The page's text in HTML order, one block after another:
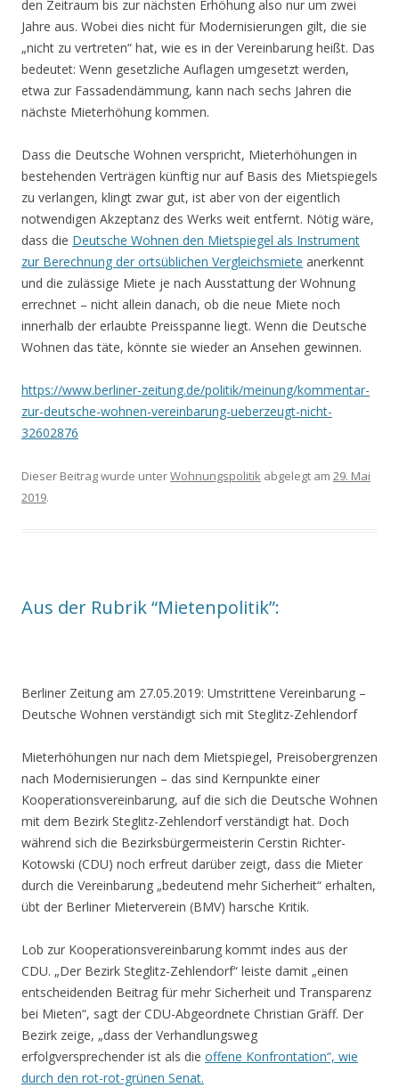
den Zeitraum bis zur nächsten Erhöhung also nur um zwei
Jahre aus. Wobei dies nicht für Modernisierungen gilt, die sie
„nicht zu vertreten“ hat, wie es in der Vereinbarung heißt. Das
bedeutet: Wenn gesetzliche Auflagen umgesetzt werden,
etwa zur Fassadendämmung, kann nach sechs Jahren die
nächste Mieterhöhung kommen.
Dass die Deutsche Wohnen verspricht, Mieterhöhungen in
bestehenden Verträgen künftig nur auf Basis des Mietspiegels
zu verlangen, klingt zwar gut, ist aber von der eigentlich
notwendigen Akzeptanz des Werks weit entfernt. Nötig wäre,
dass die Deutsche Wohnen den Mietspiegel als Instrument
zur Berechnung der ortsüblichen Vergleichsmiete anerkennt
und die zulässige Miete je nach Ausstattung der Wohnung
errechnet – nicht allein danach, ob die neue Miete noch
innerhalb der erlaubte Preisspanne liegt. Wenn die Deutsche
Wohnen das täte, könnte sie wieder an Ansehen gewinnen.
https://www.berliner-zeitung.de/politik/meinung/kommentar-
zur-deutsche-wohnen-vereinbarung-ueberzeugt-nicht-
32602876
Dieser Beitrag wurde unterWohnungspolitik abgelegt am 29. Mai
2019.
Aus der Rubrik “Mietenpolitik”:
Berliner Zeitung am 27.05.2019: Umstrittene Vereinbarung –
Deutsche Wohnen verständigt sich mit Steglitz-Zehlendorf
Mieterhöhungen nur nach dem Mietspiegel, Preisobergrenzen
nach Modernisierungen – das sind Kernpunkte einer
Kooperationsvereinbarung, auf die sich die Deutsche Wohnen
mit dem Bezirk Steglitz-Zehlendorf verständigt hat. Doch
während sich die Bezirksbürgermeisterin Cerstin Richter-
Kotowski (CDU) noch erfreut darüber zeigt, dass die Mieter
durch die Vereinbarung „bedeutend mehr Sicherheit“ erhalten,
übt der Berliner Mieterverein (BMV) harsche Kritik.
Lob zur Kooperationsvereinbarung kommt indes aus der
CDU. „Der Bezirk Steglitz-Zehlendorf“ leiste damit „einen
entscheidenden Beitrag für mehr Sicherheit und Transparenz
bei Mieten“, sagt der CDU-Abgeordnete Christian Gräff. Der
Bezirk zeige, „dass der Verhandlungsweg
erfolgversprechender ist als die offene Konfrontation“, wie
durch den rot-rot-grünen Senat.